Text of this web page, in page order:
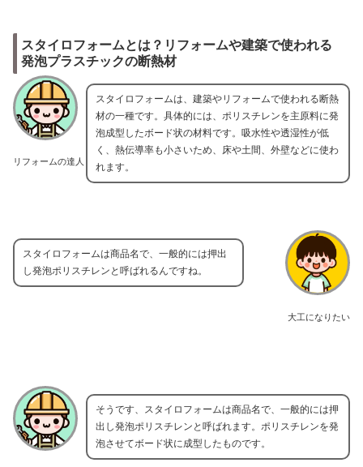
スタイロフォームとは？リフォームや建築で使われる
発泡プラスチックの断熱材
リフォームの達人
スタイロフォームは、建築やリフォームで使われる断熱
材の一種です。具体的には、ポリスチレンを主原料に発
泡成型したボード状の材料です。吸水性や透湿性が低
く、熱伝導率も小さいため、床や土間、外壁などに使わ
れます。
大工になりたい
スタイロフォームは商品名で、一般的には押出
し発泡ポリスチレンと呼ばれるんですね。
そうです、スタイロフォームは商品名で、一般的には押
出し発泡ポリスチレンと呼ばれます。ポリスチレンを発
泡させてボード状に成型したものです。